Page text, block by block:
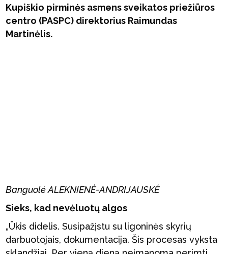
Kupiškio pirminės asmens sveikatos priežiūros
centro (PASPC) direktorius Raimundas
Martinėlis.
Banguolė ALEKNIENĖ-ANDRIJAUSKĖ
Sieks, kad nevėluotų algos
„Ūkis didelis. Susipažįstu su ligoninės skyrių
darbuotojais, dokumentacija. Šis procesas vyksta